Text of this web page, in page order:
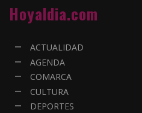
Hoyaldia.com
ACTUALIDAD
AGENDA
COMARCA
CULTURA
DEPORTES